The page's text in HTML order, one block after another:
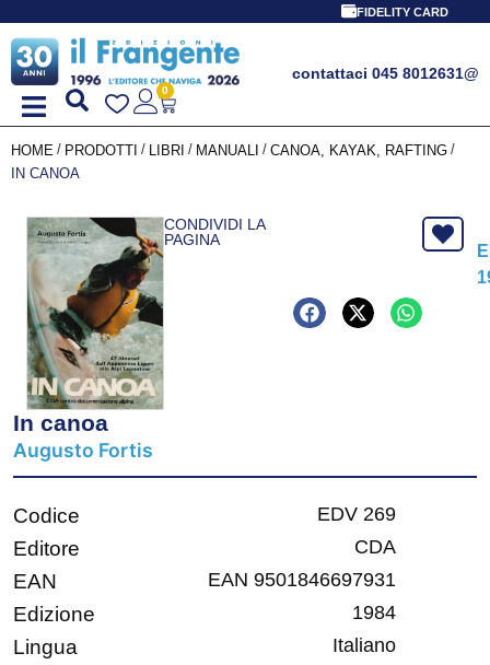
FIDELITY CARD
contattaci 045 8012631@
0
HOME / PRODOTTI / LIBRI / MANUALI / CANOA, KAYAK, RAFTING /
IN CANOA
CONDIVIDI LA
PAGINA
In canoa
Augusto Fortis
Codice EDV 269
Editore CDA
EAN EAN 9501846697931
Edizione 1984
Lingua Italiano